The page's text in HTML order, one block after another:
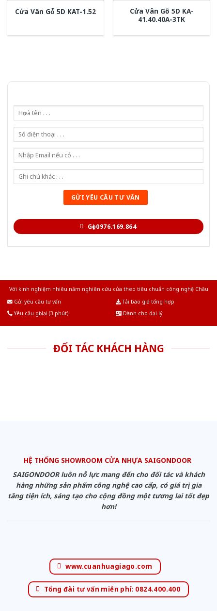
Cửa Vân Gỗ 5D KAT-1.52
Cửa Vân Gỗ 5D KA-
41.40.40A-3TK
Gọi 0976.169.864
Với kinh nghiệm nhiêu năm nghiên cứu cửa theo tiêu chuẩn công nghệ Châu
Gửi yêu cầu tư vấn
Tải báo giá tổng hợp
Yêu cầu gọi lại (3 phút)
Dành cho đại lý
ĐỐI TÁC KHÁCH HÀNG
HỆ THỐNG SHOWROOM CỬA NHỰA SAIGONDOOR
SAIGONDOOR luôn nỗ lực mang đến cho đối tác và khách
hàng những sản phẩm công nghệ cao cấp, có giá trị gia
tăng tiện ích, sáng tạo cho cộng đồng một tương lai tốt đẹp
hơn!
www.cuanhuagiago.com
Tổng đài tư vấn miễn phí: 0824.400.400